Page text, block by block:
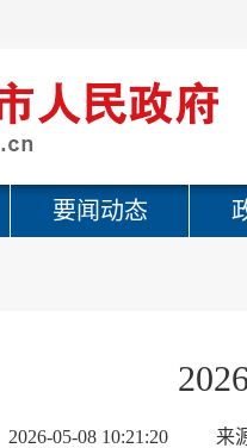
要闻动态
2026-05-08 10:21:20 来